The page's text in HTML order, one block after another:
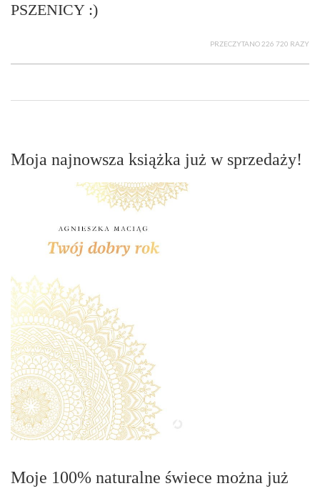
PSZENICY :)
PRZECZYTANO 226 720 RAZY
Moja najnowsza książka już w sprzedaży!
Moje 100% naturalne świece można już